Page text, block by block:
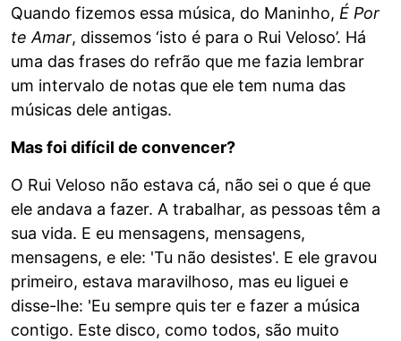
Quando fizemos essa música, do Maninho, É Por
te Amar, dissemos ‘isto é para o Rui Veloso’. Há
uma das frases do refrão que me fazia lembrar
um intervalo de notas que ele tem numa das
músicas dele antigas.
Mas foi difícil de convencer?
O Rui Veloso não estava cá, não sei o que é que
ele andava a fazer. A trabalhar, as pessoas têm a
sua vida. E eu mensagens, mensagens,
mensagens, e ele: 'Tu não desistes'. E ele gravou
primeiro, estava maravilhoso, mas eu liguei e
disse-lhe: 'Eu sempre quis ter e fazer a música
contigo. Este disco, como todos, são muito